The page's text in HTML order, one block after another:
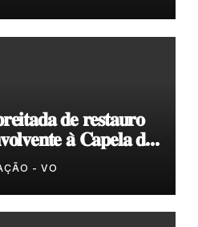
𝐝𝐞 𝐫𝐞𝐬𝐭𝐚𝐮𝐫𝐨
𝐚̀ 𝐂𝐚𝐩𝐞𝐥𝐚 𝐝𝐞
- VO